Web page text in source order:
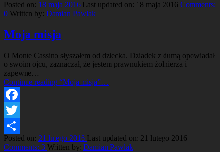
Share
Posted on: 18 maja 2016 Last updated on: 18 maja 2016 Comments:
0 Written by: Damian Pawlak
Moja misja
O Monte Cassino słyszałem od dziecka. Dziadek z dumą opowiadał
o swoim ojcu, zaznaczał, że jestem prawnukiem żołnierza i
zapewne…
Continue reading “Moja misja”…
Facebook
Twitter
Share
Posted on: 21 lutego 2016 Last updated on: 21 lutego 2016
Comments: 3 Written by: Damian Pawlak